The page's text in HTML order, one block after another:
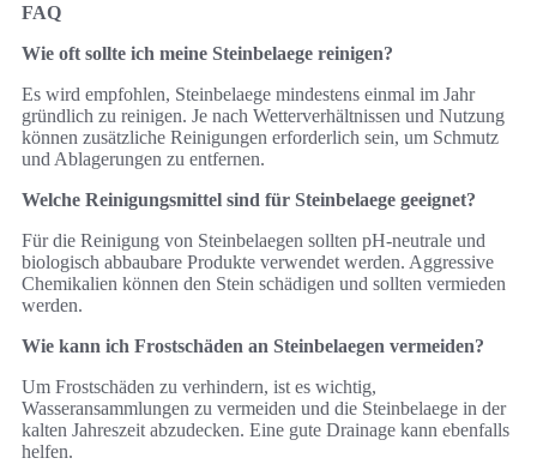
FAQ
Wie oft sollte ich meine Steinbelaege reinigen?
Es wird empfohlen, Steinbelaege mindestens einmal im Jahr
gründlich zu reinigen. Je nach Wetterverhältnissen und Nutzung
können zusätzliche Reinigungen erforderlich sein, um Schmutz
und Ablagerungen zu entfernen.
Welche Reinigungsmittel sind für Steinbelaege geeignet?
Für die Reinigung von Steinbelaegen sollten pH-neutrale und
biologisch abbaubare Produkte verwendet werden. Aggressive
Chemikalien können den Stein schädigen und sollten vermieden
werden.
Wie kann ich Frostschäden an Steinbelaegen vermeiden?
Um Frostschäden zu verhindern, ist es wichtig,
Wasseransammlungen zu vermeiden und die Steinbelaege in der
kalten Jahreszeit abzudecken. Eine gute Drainage kann ebenfalls
helfen.